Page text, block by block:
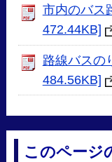
市内のバス
472.44KB]
路線バスの
484.56KB]
このページ